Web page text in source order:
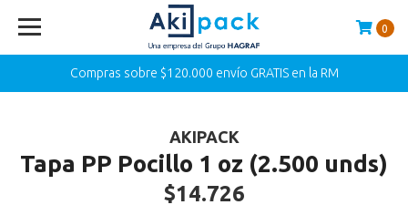
Compras sobre $120.000 envío GRATIS en la RM
0
AKIPACK
Tapa PP Pocillo 1 oz (2.500 unds)
$14.726